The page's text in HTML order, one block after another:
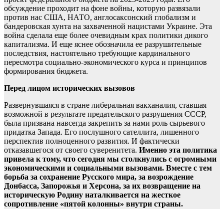
обсуждение проходит на фоне войны, которую развязали
против нас США, НАТО, англосаксонский глобализм и
бандеровская хунта на захваченной нацистами Украине. Эта
война сделала еще более очевидным крах политики дикого
капитализма. И еще яснее обозначила ее разрушительные
последствия, настоятельно требующие кардинального
пересмотра социально-экономического курса и принципов
формирования бюджета.
Перед лицом исторических вызовов
Развернувшаяся в стране либеральная вакханалия, ставшая
возможной в результате предательского разрушения СССР,
была призвана навсегда закрепить за нами роль сырьевого
придатка Запада. Его послушного сателлита, лишенного
перспектив полноценного развития. И фактически
отказавшегося от своего суверенитета. Именно эта политика
привела к тому, что сегодня мы столкнулись с огромными
экономическими и социальными вызовами. Вместе с тем
борьба за сохранение Русского мира, за возрождение
Донбасса, Запорожья и Херсона, за их возвращение на
историческую Родину наталкивается на жесткое
сопротивление «пятой колонны» внутри страны.